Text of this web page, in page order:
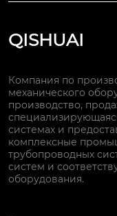
QISHUAI
Компания по
механического
производство,
системах и
комплексные
трубопроводных
систем и
оборудования.